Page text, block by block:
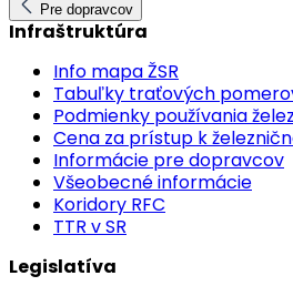
Pre dopravcov
Infraštruktúra
Info mapa ŽSR
Tabuľky traťových
Podmienky používania
Cena za prístup k
Informácie pre dopravcov
Všeobecné informácie
Koridory RFC
TTR v SR
Legislatíva